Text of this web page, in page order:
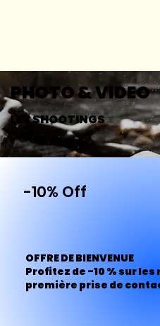
LES SHOOTINGS
PHOTO & VIDEO
-10% Off
OFFRE DE BIENVENUE
Profitez de -10 % sur
première prise de